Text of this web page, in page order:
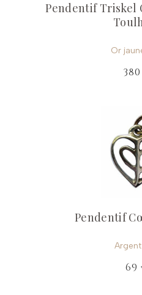
Pendentif Triskel
Or
Pendentif
69